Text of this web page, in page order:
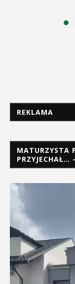
REKLAMA
MATURZYSTA
PRZYJECHAŁ…
Odtwarzacz